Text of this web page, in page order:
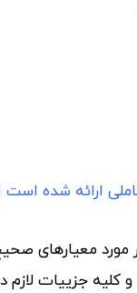
ارائه شده است
مورد معیارهای
و کلیه جزییات